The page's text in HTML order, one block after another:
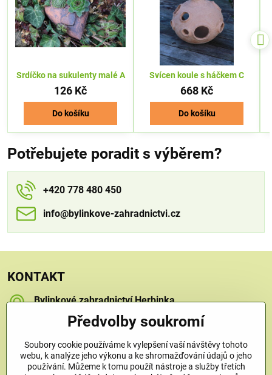
Srdíčko na sukulenty malé A
126 Kč
Do košíku
Svícen koule s háčkem C
668 Kč
Do košíku
Potřebujete poradit s výběrem?
+420 778 480 450
info​​@bylinkove-zahradnictvi​​.cz
KONTAKT
Bylinkové zahradnictví Herbinka
Na Křečku 346
+420 778 480 450
Předvolby soukromí
Soubory cookie používáme k vylepšení vaší návštěvy tohoto
webu, k analýze jeho výkonu a ke shromažďování údajů o jeho
používání. Můžeme k tomu použít nástroje a služby třetích